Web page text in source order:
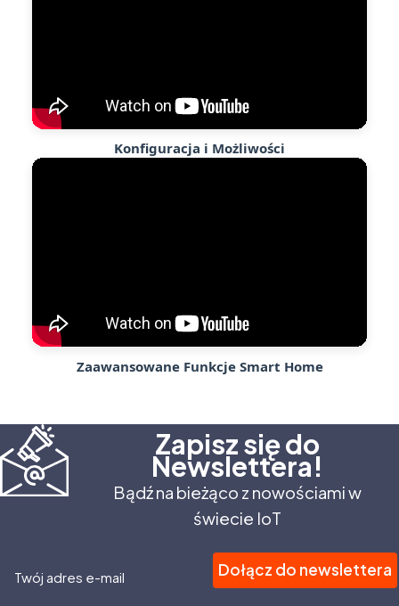
Konfiguracja i Możliwości
Zaawansowane Funkcje Smart Home
Zapisz się do
Newslettera!
Bądź na bieżąco z nowościami w
świecie IoT
Twój adres e-mail Dołącz do newslettera